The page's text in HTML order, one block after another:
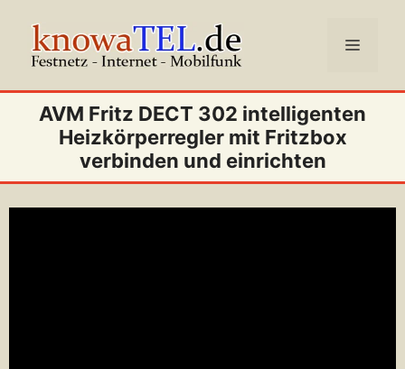
Inhalt
springen
Menü
AVM Fritz DECT 302 intelligenten
Heizkörperregler mit Fritzbox
verbinden und einrichten